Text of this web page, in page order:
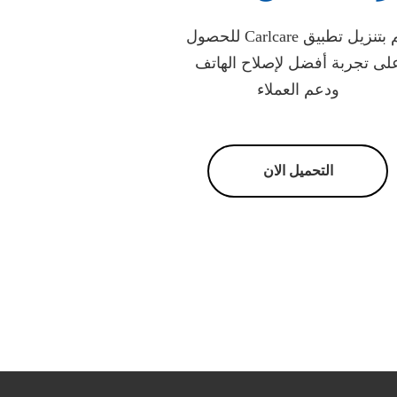
قم بتنزيل تطبيق Carlcare للحصول
تجربة أفضل لإصلاح الهاتف
ودعم العملاء
التحميل الان